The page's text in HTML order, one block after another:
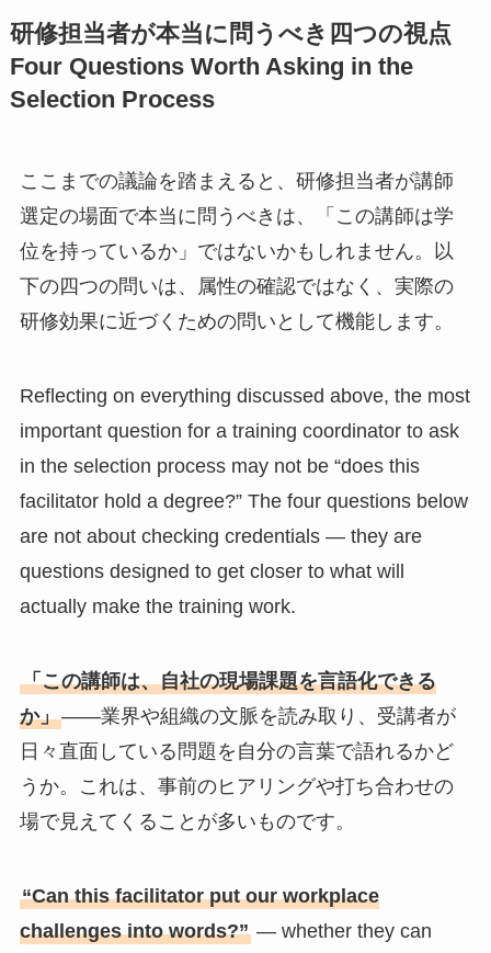
研修担当者が本当に問うべき四つの視点
Four Questions Worth Asking in the
Selection Process
ここまでの議論を踏まえると、研修担当者が講師
選定の場面で本当に問うべきは、「この講師は学
位を持っているか」ではないかもしれません。以
下の四つの問いは、属性の確認ではなく、実際の
研修効果に近づくための問いとして機能します。
Reflecting on everything discussed above, the most
important question for a training coordinator to ask
in the selection process may not be “does this
facilitator hold a degree?” The four questions below
are not about checking credentials — they are
questions designed to get closer to what will
actually make the training work.
「この講師は、自社の現場課題を言語化できる
か」——業界や組織の文脈を読み取り、受講者が
日々直面している問題を自分の言葉で語れるかど
うか。これは、事前のヒアリングや打ち合わせの
場で見えてくることが多いものです。
“Can this facilitator put our workplace
challenges into words?”— whether they can